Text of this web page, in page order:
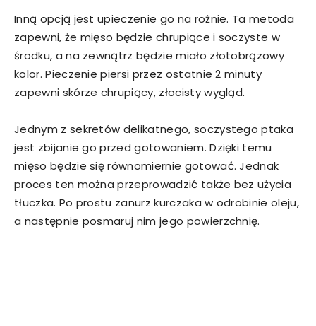
Inną opcją jest upieczenie go na rożnie. Ta metoda
zapewni, że mięso będzie chrupiące i soczyste w
środku, a na zewnątrz będzie miało złotobrązowy
kolor. Pieczenie piersi przez ostatnie 2 minuty
zapewni skórze chrupiący, złocisty wygląd.
Jednym z sekretów delikatnego, soczystego ptaka
jest zbijanie go przed gotowaniem. Dzięki temu
mięso będzie się równomiernie gotować. Jednak
proces ten można przeprowadzić także bez użycia
tłuczka. Po prostu zanurz kurczaka w odrobinie oleju,
a następnie posmaruj nim jego powierzchnię.